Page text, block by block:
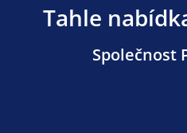
Tahle
Společnost